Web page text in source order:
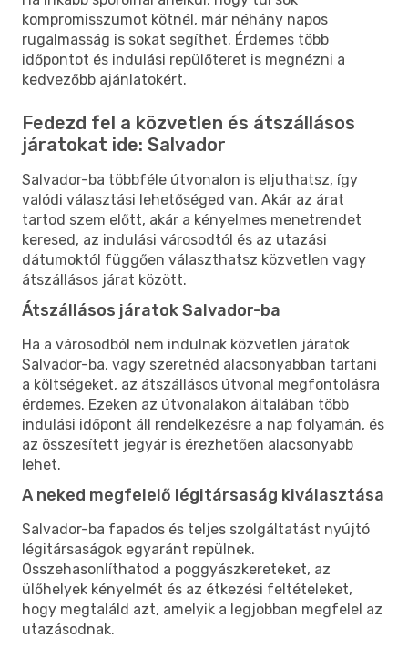
kompromisszumot kötnél, már néhány napos
rugalmasság is sokat segíthet. Érdemes több
időpontot és indulási repülőteret is megnézni a
kedvezőbb ajánlatokért.
Fedezd fel a közvetlen és átszállásos
járatokat ide: Salvador
Salvador-ba többféle útvonalon is eljuthatsz, így
valódi választási lehetőséged van. Akár az árat
tartod szem előtt, akár a kényelmes menetrendet
keresed, az indulási városodtól és az utazási
dátumoktól függően választhatsz közvetlen vagy
átszállásos járat között.
Átszállásos járatok Salvador-ba
Ha a városodból nem indulnak közvetlen járatok
Salvador-ba, vagy szeretnéd alacsonyabban tartani
a költségeket, az átszállásos útvonal megfontolásra
érdemes. Ezeken az útvonalakon általában több
indulási időpont áll rendelkezésre a nap folyamán, és
az összesített jegyár is érezhetően alacsonyabb
lehet.
A neked megfelelő légitársaság kiválasztása
Salvador-ba fapados és teljes szolgáltatást nyújtó
légitársaságok egyaránt repülnek.
Összehasonlíthatod a poggyászkereteket, az
ülőhelyek kényelmét és az étkezési feltételeket,
hogy megtaláld azt, amelyik a legjobban megfelel az
utazásodnak.